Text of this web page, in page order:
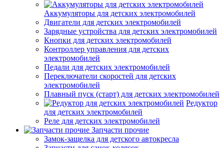
Аккумуляторы для детских электромобилей
Двигатели для детских электромобилей
Зарядные устройства для детских электромобилей
Кнопки для детских электромобилей
Контроллер управления для детских
электромобилей
Педали для детских электромобилей
Переключатели скоростей для детских
электромобилей
Плавный пуск (старт) для детских электромобилей
Редуктор
для детских электромобилей
Реле для детских электромобилей
Запчасти прочие
Замок-защелка для детского автокресла